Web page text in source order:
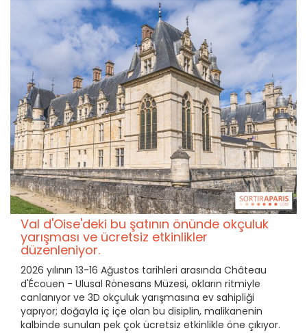
Val d'Oise'deki bu şatının önünde okçuluk
yarışması ve ücretsiz etkinlikler
düzenleniyor.
2026 yılının 13-16 Ağustos tarihleri arasında Château
d'Écouen - Ulusal Rönesans Müzesi, okların ritmiyle
canlanıyor ve 3D okçuluk yarışmasına ev sahipliği
yapıyor; doğayla iç içe olan bu disiplin, malikanenin
kalbinde sunulan pek çok ücretsiz etkinlikle öne çıkıyor.